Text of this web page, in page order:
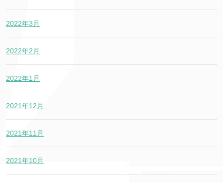
2022年3月
2022年2月
2022年1月
2021年12月
2021年11月
2021年10月